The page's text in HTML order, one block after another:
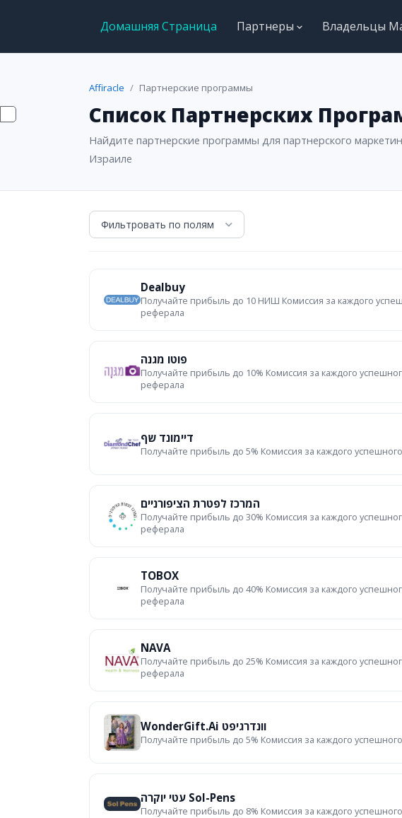
Домашняя Страница Партнеры Владельцы
Affiracle Партнерские программы
Список Партнерских
Найдите партнерские программы для партнерского
Израиле
Фильтровать по полям
Dealbuy
Получайте прибыль до 10 НИШ Комиссия за каждого
реферала
פוטו מגנה
Получайте прибыль до 10% Комиссия за каждого
реферала
דיימונד שף
Получайте прибыль до 5% Комиссия за каждого
המרכז לפטרת הציפורניים
Получайте прибыль до 30% Комиссия за каждого
реферала
TOBOX
Получайте прибыль до 40% Комиссия за каждого
реферала
NAVA
Получайте прибыль до 25% Комиссия за каждого
реферала
WonderGift.ai וונדרגיפט
Получайте прибыль до 5% Комиссия за каждого
עטי יוקרה Sol-Pens
Получайте прибыль до 8% Комиссия за каждого